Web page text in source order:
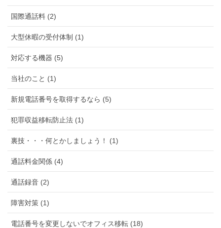
国際通話料 (2)
大型休暇の受付体制 (1)
対応する機器 (5)
当社のこと (1)
新規電話番号を取得するなら (5)
犯罪収益移転防止法 (1)
裏技・・・何とかしましょう！ (1)
通話料金関係 (4)
通話録音 (2)
障害対策 (1)
電話番号を変更しないでオフィス移転 (18)